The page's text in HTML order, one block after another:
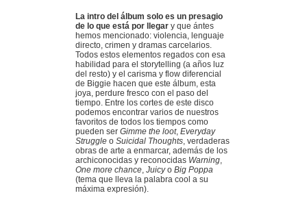
La intro del álbum solo es un presagio
de lo que está por llegar y que ántes
hemos mencionado: violencia, lenguaje
directo, crimen y dramas carcelarios.
Todos estos elementos regados con esa
habilidad para el storytelling (a años luz
del resto) y el carisma y flow diferencial
de Biggie hacen que este álbum, esta
joya, perdure fresco con el paso del
tiempo. Entre los cortes de este disco
podemos encontrar varios de nuestros
favoritos de todos los tiempos como
pueden ser Gimme the loot, Everyday
Struggle o Suicidal Thoughts , verdaderas
obras de arte a enmarcar, además de los
archiconocidas y reconocidas Warning
One more chance Juicyo Big Poppa
(tema que lleva la palabra cool a su
máxima expresión).